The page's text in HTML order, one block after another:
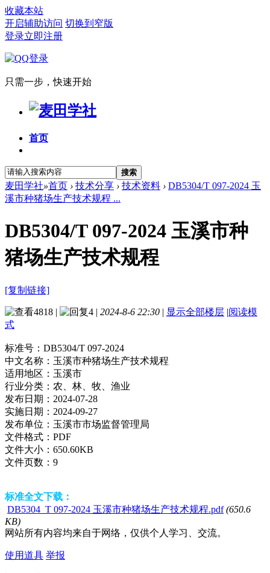
收藏本站
开启辅助访问 切换到窄版
登录立即注册
只需一步，快速开始
首页
搜索
麦田学社»首页 › 技术分享 › 技术资料 › DB5304/T 097-2024 玉
溪市种猪场生产技术规程 ...
DB5304/T 097-2024 玉溪市种
猪场生产技术规程
[复制链接]
4818 | 4 | 2024-8-6 22:30 | 显示全部楼层 |阅读模
式
标准号： DB5304/T 097-2024
中文名称： 玉溪市种猪场生产技术规程
适用地区： 玉溪市
行业分类： 农、林、牧、渔业
发布日期： 2024-07-28
实施日期： 2024-09-27
发布单位： 玉溪市市场监督管理局
文件格式： PDF
文件大小： 650.60KB
文件页数： 9
标准全文下载：
DB5304_T 097-2024 玉溪市种猪场生产技术规程.pdf (650.6
KB)
网站所有内容均来自于网络，仅供个人学习、交流。
使用道具 举报